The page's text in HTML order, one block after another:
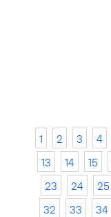
1 2 3 4
13
14 15
23
24 25
32
33 34